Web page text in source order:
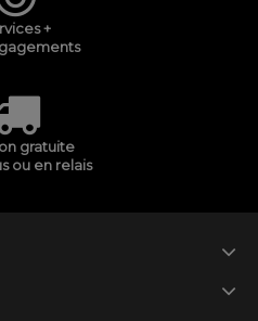
+
gratuite
ou en relais